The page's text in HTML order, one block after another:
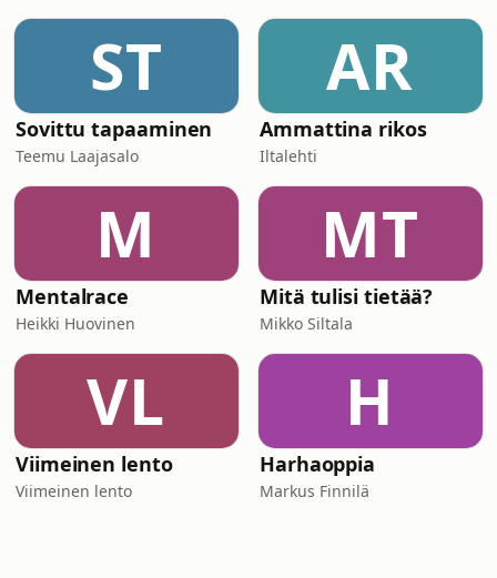
ST
Sovittu tapaaminen
Teemu Laajasalo
AR
Ammattina rikos
Iltalehti
M
Mentalrace
Heikki Huovinen
MT
Mitä tulisi tietää?
Mikko Siltala
VL
Viimeinen lento
Viimeinen lento
H
Harhaoppia
Markus Finnilä